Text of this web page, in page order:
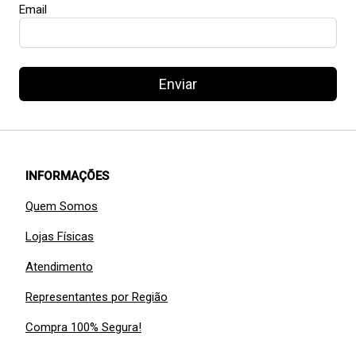
Email
Enviar
INFORMAÇÕES
Quem Somos
Lojas Físicas
Atendimento
Representantes por Região
Compra 100% Segura!